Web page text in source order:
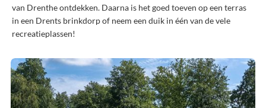
van Drenthe ontdekken. Daarna is het goed toeven op een terras
in een Drents brinkdorp of neem een duik in één van de vele
recreatieplassen!